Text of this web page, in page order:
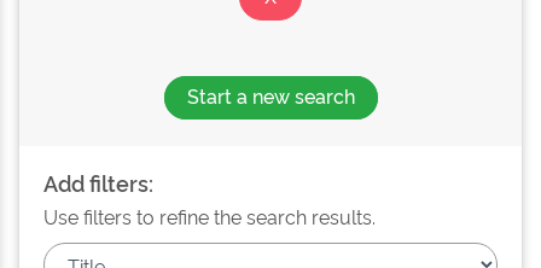
Start a new search
Add filters:
Use filters to refine the search results.